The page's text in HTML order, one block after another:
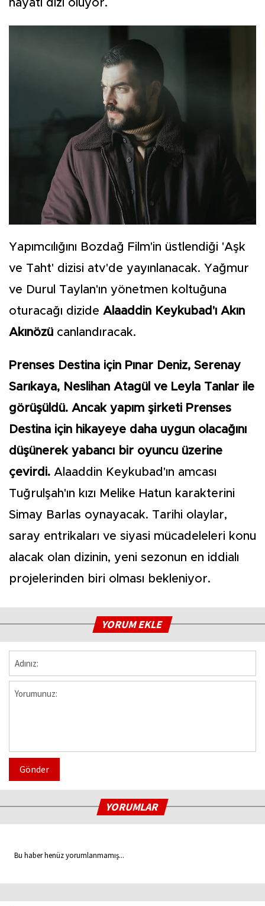
hayatı dizi oluyor.
Yapımcılığını Bozdağ Film'in üstlendiği 'Aşk
ve Taht' dizisi atv'de yayınlanacak. Yağmur
ve Durul Taylan'ın yönetmen koltuğuna
oturacağı dizide Alaaddin Keykubad'ı Akın
Akınözü canlandıracak.
Prenses Destina için Pınar Deniz, Serenay
Sarıkaya, Neslihan Atagül ve Leyla Tanlar ile
görüşüldü. Ancak yapım şirketi Prenses
Destina için hikayeye daha uygun olacağını
düşünerek yabancı bir oyuncu üzerine
çevirdi. Alaaddin Keykubad'ın amcası
Tuğrulşah'ın kızı Melike Hatun karakterini
Simay Barlas oynayacak. Tarihi olaylar,
saray entrikaları ve siyasi mücadeleleri konu
alacak olan dizinin, yeni sezonun en iddialı
projelerinden biri olması bekleniyor.
YORUM EKLE
Gönder
YORUMLAR
Bu haber henüz yorumlanmamış...